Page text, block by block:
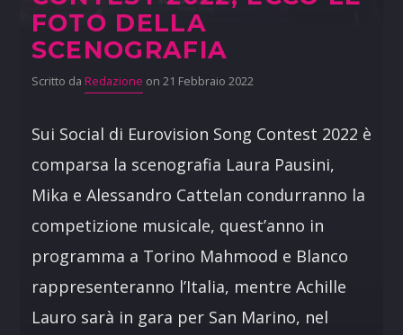
FOTO DELLA
SCENOGRAFIA
Scritto da Redazione on 21 Febbraio 2022
Sui Social di Eurovision Song Contest 2022 è
comparsa la scenografia Laura Pausini,
Mika e Alessandro Cattelan condurranno la
competizione musicale, quest’anno in
programma a Torino Mahmood e Blanco
rappresenteranno l’Italia, mentre Achille
Lauro sarà in gara per San Marino, nel